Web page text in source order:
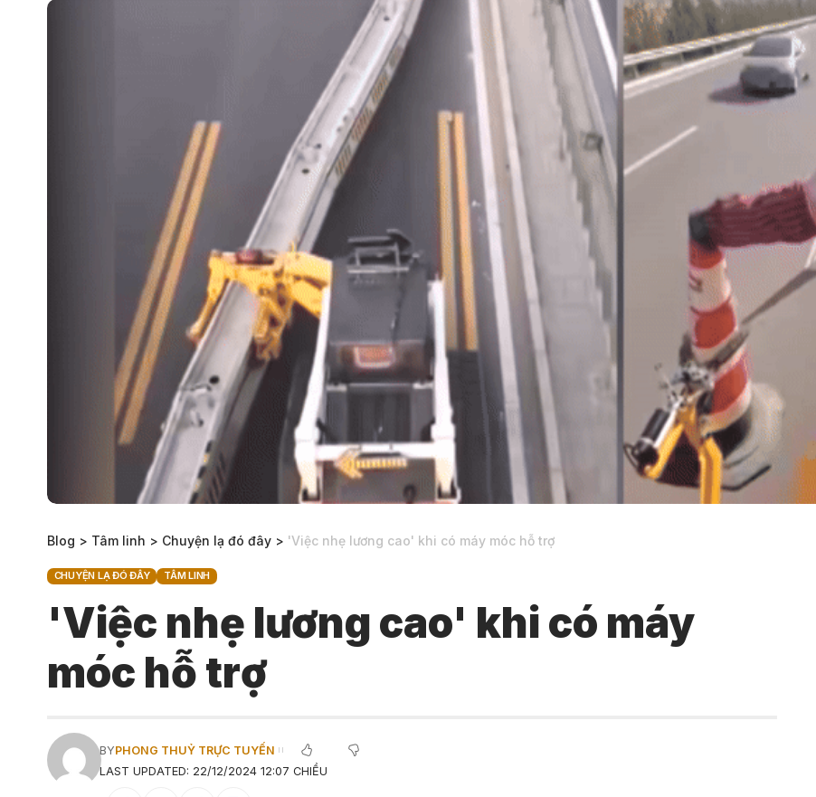
Blog > Tâm linh > Chuyện lạ đó đây > 'Việc nhẹ lương cao' khi có máy móc hỗ trợ
CHUYỆN LẠ ĐÓ ĐÂY TÂM LINH
'Việc nhẹ lương cao' khi có máy
móc hỗ trợ
LAST UPDATED: 22/12/2024 12:07 CHIỀU
BYPHONG THUỶ TRỰC TUYẾN